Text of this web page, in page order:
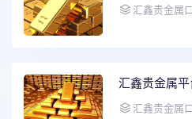
汇鑫贵金属
汇鑫贵金属
汇鑫贵金属